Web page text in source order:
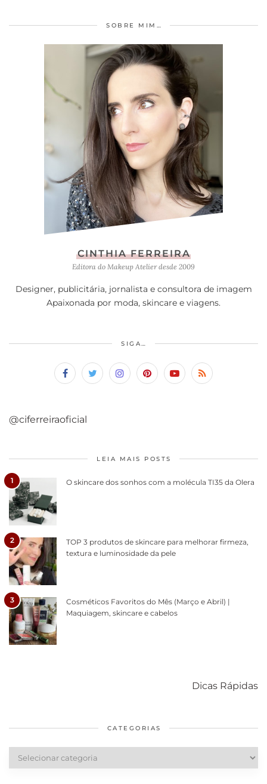
SOBRE MIM…
CINTHIA FERREIRA
Editora do Makeup Atelier desde 2009
Designer, publicitária, jornalista e consultora de imagem
Apaixonada por moda, skincare e viagens.
SIGA…
@ciferreiraoficial
LEIA MAIS POSTS
1 O skincare dos sonhos com a molécula TI35 da Olera
2
TOP 3 produtos de skincare para melhorar firmeza,
textura e luminosidade da pele
3
Cosméticos Favoritos do Mês (Março e Abril) |
Maquiagem, skincare e cabelos
Dicas Rápidas
diários
cabelos
CATEGORIAS